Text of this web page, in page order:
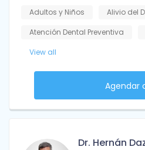
Adultos y Niños Alivio del
Atención Dental Preventiva
View all
Agendar
Dr. Hernán